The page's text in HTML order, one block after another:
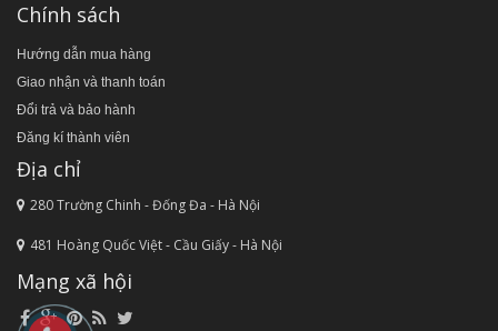
Chính sách
Hướng dẫn mua hàng
Giao nhận và thanh toán
Đổi trả và bảo hành
Đăng kí thành viên
Địa chỉ
280 Trường Chinh - Đống Đa - Hà Nội
481 Hoàng Quốc Việt - Cầu Giấy - Hà Nội
Mạng xã hội